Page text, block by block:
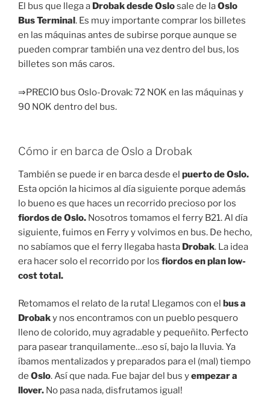
El bus que llega a Drobak desde Oslosale de laOslo
Bus Terminal . Es muy importante comprar los billetes
en las máquinas antes de subirse porque aunque se
pueden comprar también una vez dentro del bus, los
billetes son más caros.
⇒PRECIO bus Oslo-Drovak: 72 NOK en las máquinas y
90 NOK dentro del bus.
Cómo ir en barca de Oslo a Drobak
También se puede ir en barca desde el puerto de Oslo.
Esta opción la hicimos al día siguiente porque además
lo bueno es que haces un recorrido precioso por los
fiordos de Oslo. Nosotros tomamos el ferry B21. Al día
siguiente, fuimos en Ferry y volvimos en bus. De hecho,
no sabíamos que el ferry llegaba hasta Drobak. La idea
era hacer solo el recorrido por los fiordos en plan low-
cost total.
Retomamos el relato de la ruta! Llegamos con el bus a
Drobaky nos encontramos con un pueblo pesquero
lleno de colorido, muy agradable y pequeñito. Perfecto
para pasear tranquilamente…eso sí, bajo la lluvia. Ya
íbamos mentalizados y preparados para el (mal) tiempo
de Oslo. Así que nada. Fue bajar del bus yempezar a
llover. No pasa nada, disfrutamos igual!